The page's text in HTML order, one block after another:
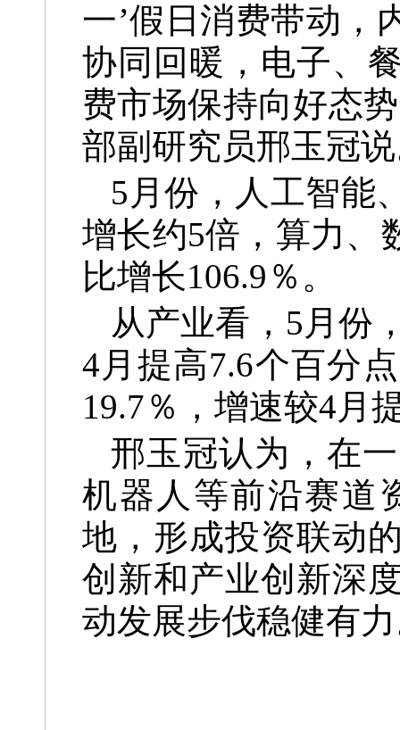
一’假日消费带动，
协同回暖，电子、
费市场保持向好态
部副研究员邢玉冠
5月份，人工智能
增长约5倍，算力、
比增长106.9％。
从产业看，5月份
4月提高7.6个百分
19.7％，增速较4月
邢玉冠认为，在
机器人等前沿赛道
地，形成投资联动
创新和产业创新深
动发展步伐稳健有